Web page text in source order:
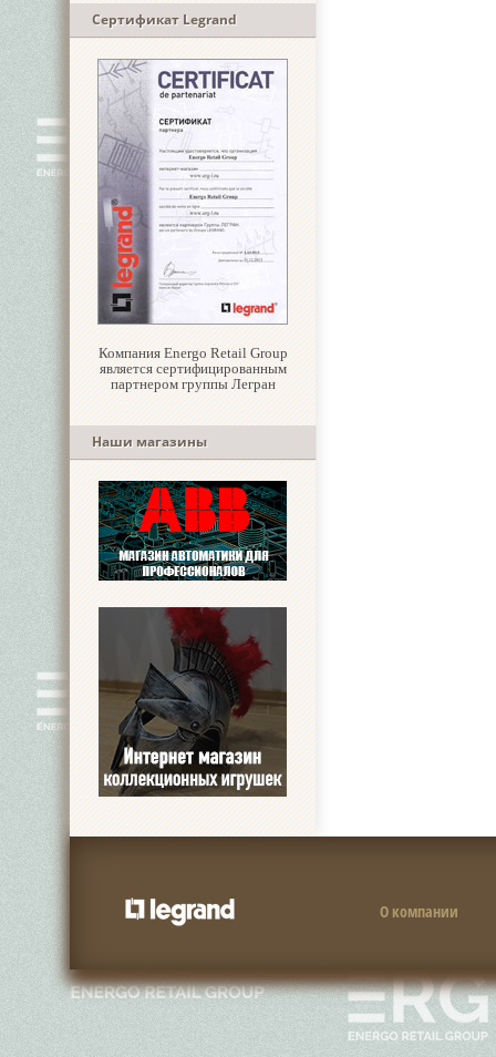
Сертификат Legrand
Компания Energo Retail Group
является сертифицированным
партнером группы Легран
Наши магазины
О компании